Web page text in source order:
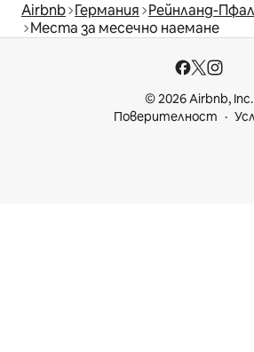
Airbnb Германия Рейнланд-
Места за месечно наемане
© 2026 Airbnb, Inc.
Поверителност